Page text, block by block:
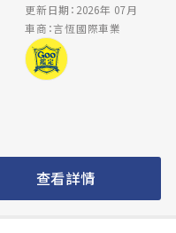
更新日期：2026年 07月
車商：言恆國際車業
查看詳情